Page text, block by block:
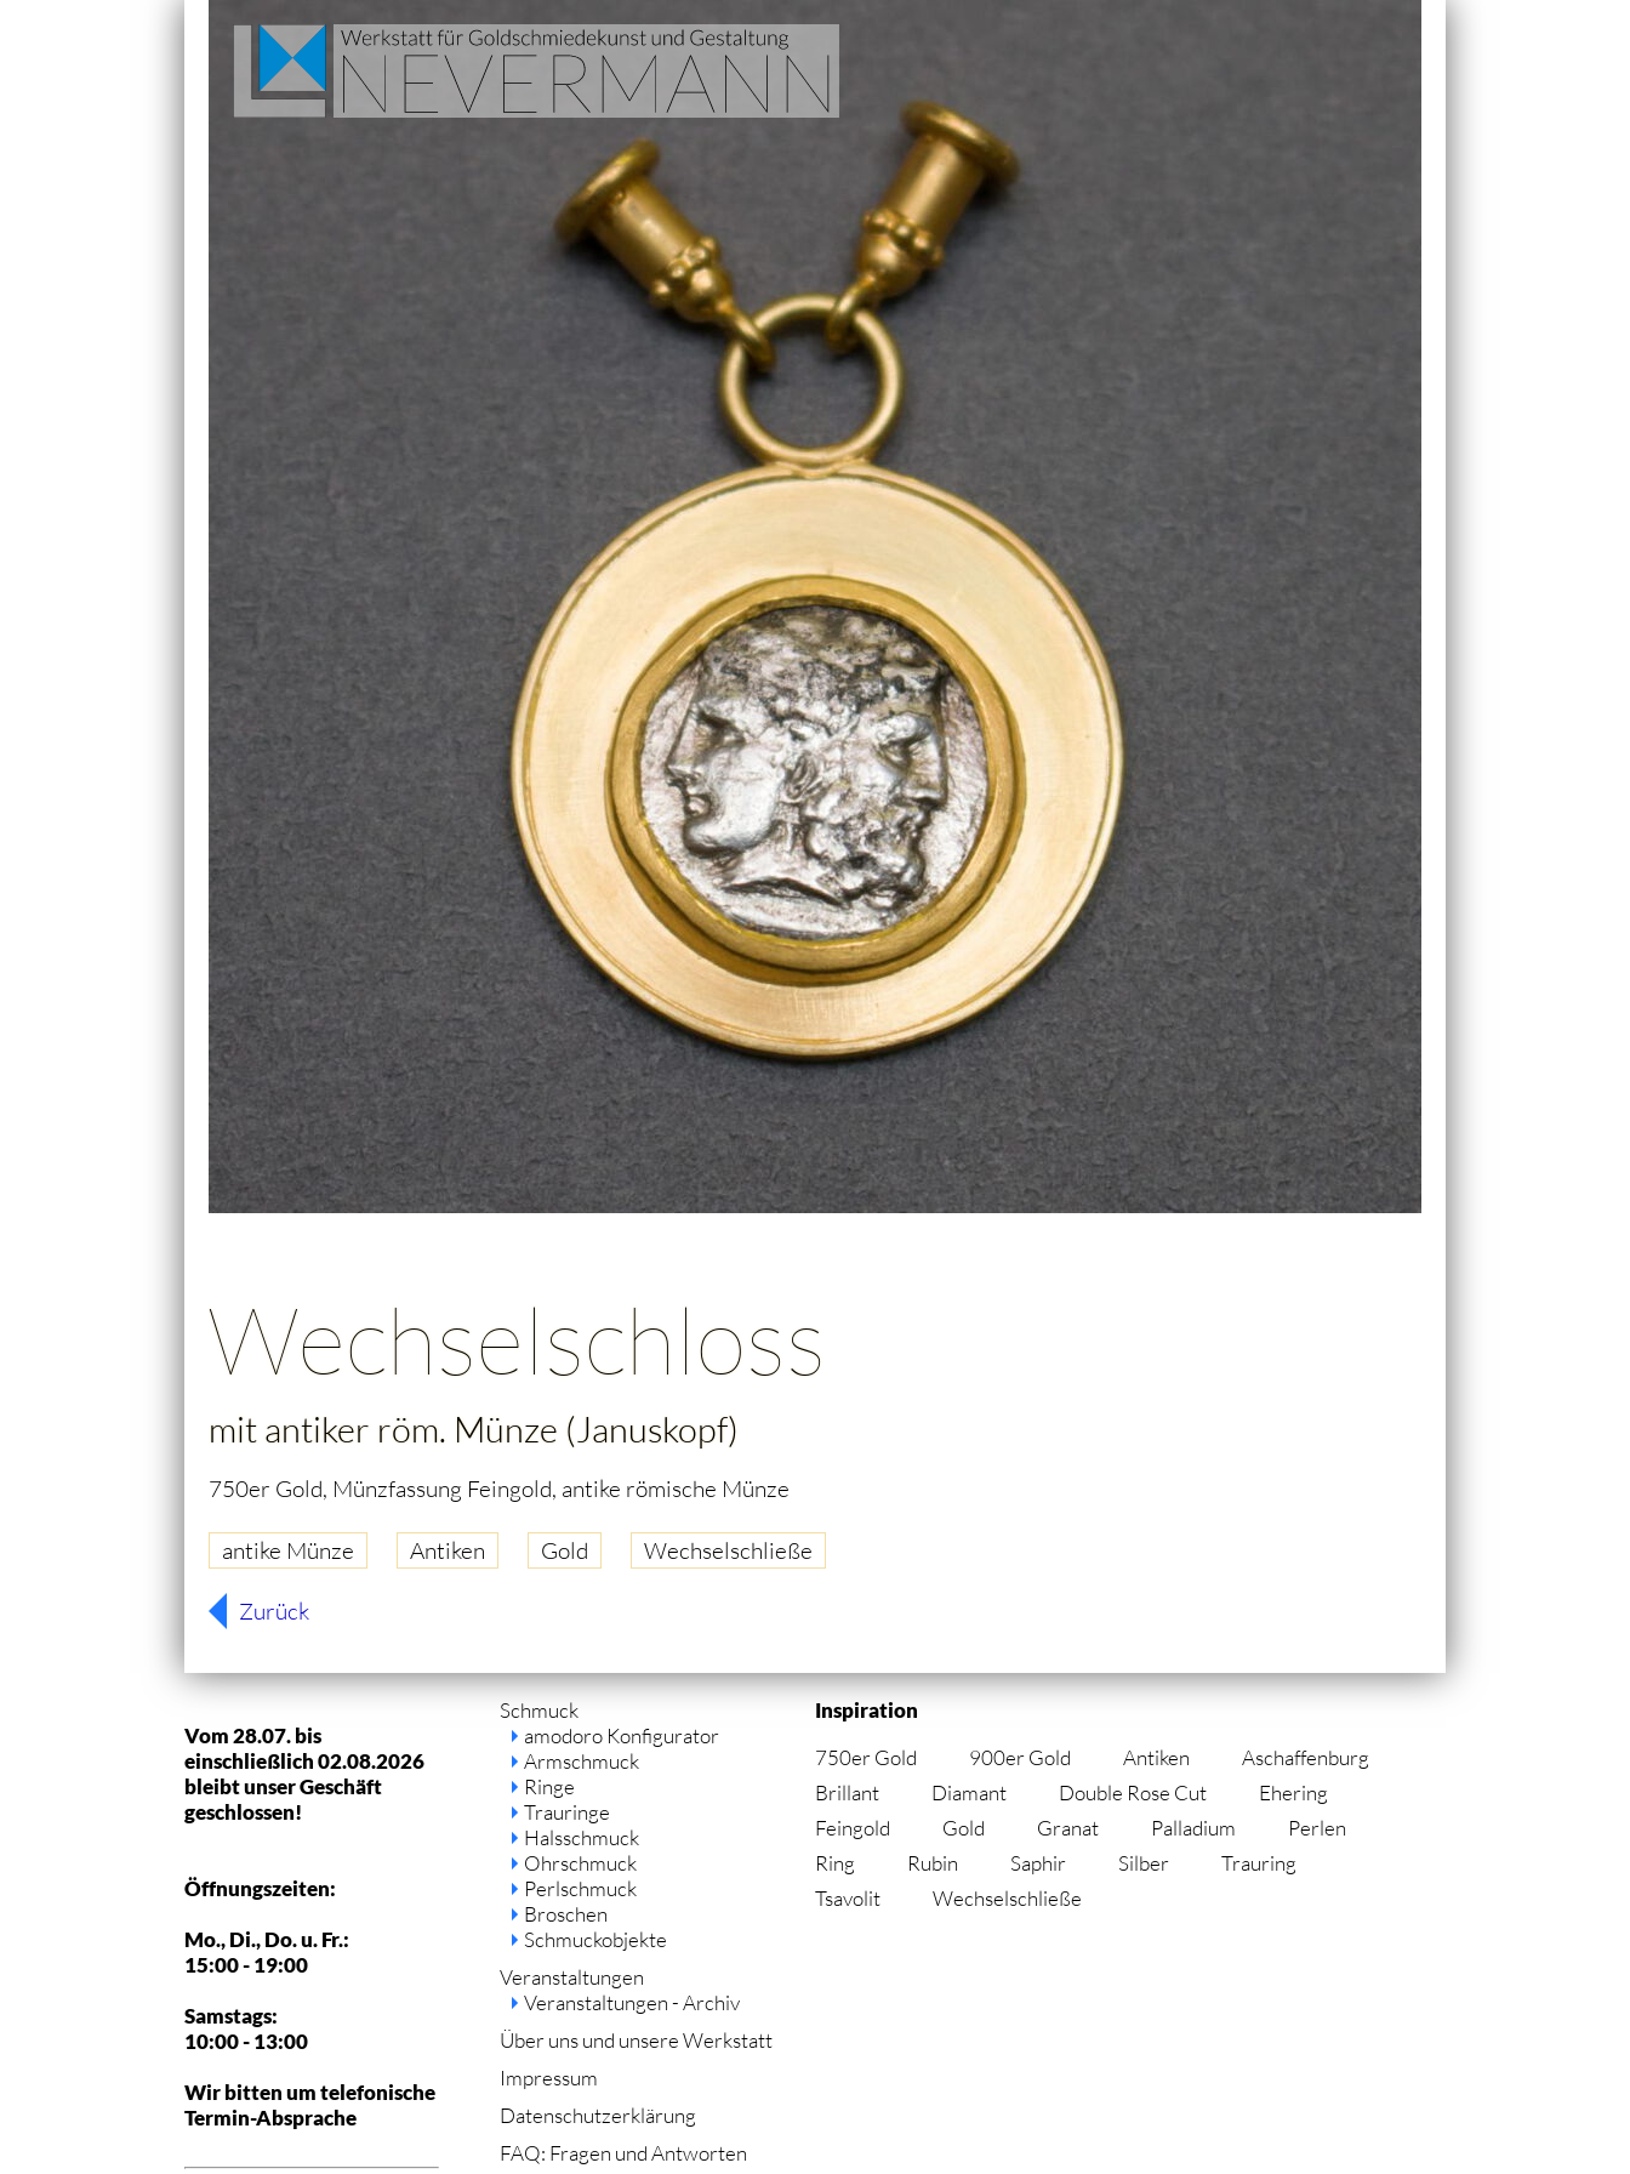
Wechselschloss
mit antiker röm. Münze (Januskopf)
750er Gold, Münzfassung Feingold, antike römische Münze
antike Münze Antiken Gold Wechselschließe
Zurück
Vom 28.07. bis
einschließlich 02.08.2026
bleibt unser Geschäft
geschlossen!
Öffnungszeiten:
Mo., Di., Do. u. Fr.:
15:00 - 19:00
Samstags:
10:00 - 13:00
Wir bitten um telefonische
Termin-Absprache
Navigation
überspringen
Schmuck
amodoro Konfigurator
Armschmuck
Ringe
Trauringe
Halsschmuck
Ohrschmuck
Perlschmuck
Broschen
Schmuckobjekte
Veranstaltungen
Veranstaltungen - Archiv
Über uns und unsere Werkstatt
Impressum
Datenschutzerklärung
FAQ: Fragen und Antworten
Inspiration
750er Gold
900er Gold Antiken
Aschaffenburg
Brillant
Diamant Double Rose Cut
Ehering
Feingold
Gold Granat Palladium
Perlen
Ring
Rubin Saphir Silber
Trauring
Tsavolit
Wechselschließe